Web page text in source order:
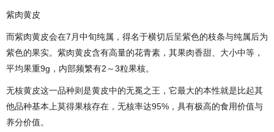
紫肉黄皮
而紫肉黄皮会在7月中旬纯属，得名于横切后呈紫色的枝条与纯属后为
紫色的果实。紫肉黄皮含有高量的花青素，其果肉香甜、大小中等，
平均果重9g，内部频繁有2～3粒果核。
无核黄皮这一品种则是黄皮中的无冕之王，它最大的本性就是比起其
他品种基本上莫得果核存在，无核率达95%，具有极高的食用价值与
养分价值。